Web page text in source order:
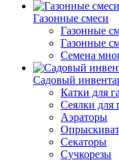
Газонные смеси
Газонные
Газонные
Семена
Садовый
Катки для
Сеялки для
Аэраторы
Секаторы
Сучкорезы